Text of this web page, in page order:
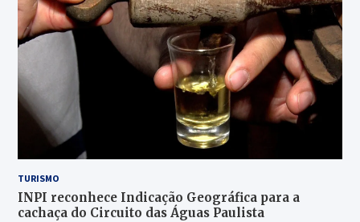
TURISMO
INPI reconhece Indicação Geográfica para a
cachaça do Circuito das Águas Paulista